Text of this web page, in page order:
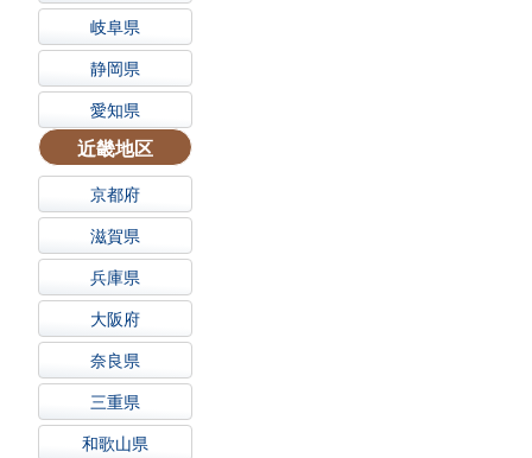
岐阜県
静岡県
愛知県
近畿地区
京都府
滋賀県
兵庫県
大阪府
奈良県
三重県
和歌山県